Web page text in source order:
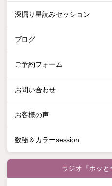
深掘り星読みセッション
ブログ
ご予約フォーム
お問い合わせ
お客様の声
数秘＆カラーsession
ラジオ『ホッと